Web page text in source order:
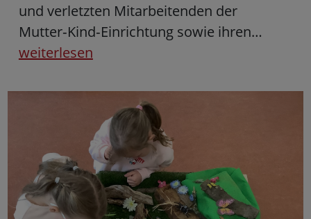
und verletzten Mitarbeitenden der
Mutter‑Kind‑Einrichtung sowie ihren…
weiterlesen